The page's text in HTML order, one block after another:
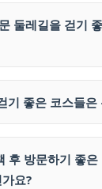
둘레길을 걷기
기 좋은 코스들은
후 방문하기 좋
요?